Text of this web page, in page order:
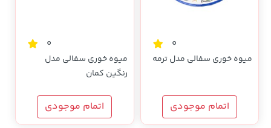
0
میوه خوری سفالی مدل ترمه
اتمام موجودی
0
میوه خوری سفالی مدل
رنگین کمان
اتمام موجودی